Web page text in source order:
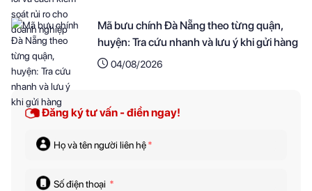
Mã bưu chính Đà Nẵng theo từng quận,
huyện: Tra cứu nhanh và lưu ý khi gửi hàng
04/08/2026
Đăng ký tư vấn - điền ngay!
Họ và tên người liên hệ*
Số điện thoại *